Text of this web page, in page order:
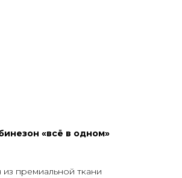
«всё в одном»
премиальной ткани